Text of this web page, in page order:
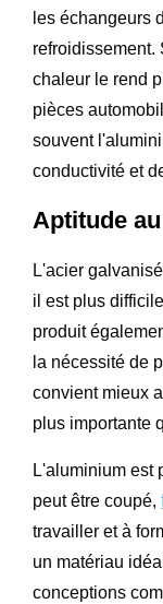
les échangeurs
refroidissement.
chaleur le rend
pièces
souvent
conductivité et
Aptitude
L'acier
il est plus
produit
la nécessité de
convient mieux
plus importante
L'aluminium est
peut être coupé,
travailler et à
un matériau
conceptions